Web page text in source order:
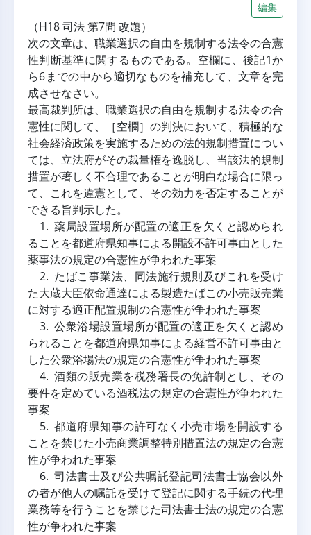
編集
（H18 司法 第7問 改題）
次の文章は、職業選択の自由を規制する法令の合憲
性判断基準に関するものである。空欄に、後記1か
ら6までの中から適切なものを補充して、文章を完
成させなさい。
最高裁判所は、職業選択の自由を規制する法令の合
憲性に関して、［空欄］の判決において、積極的な
社会経済政策を実施するための法的規制措置につい
ては、立法府がその裁量権を逸脱し、当該法的規制
措置が著しく不合理であることが明白な場合に限っ
て、これを違憲として、その効力を否定することが
できる旨判示した。
1. 薬局設置場所が配置の適正を欠くと認められ
ることを都道府県知事による開設不許可事由とした
薬事法の規定の合憲性が争われた事案
2. たばこ事業法、同法施行規則及びこれを受け
た大蔵大臣依命通達による製造たばこの小売販売業
に対する適正配置規制の合憲性が争われた事案
3. 公衆浴場設置場所が配置の適正を欠くと認め
られることを都道府県知事による経営不許可事由と
した公衆浴場法の規定の合憲性が争われた事案
4. 酒類の販売業を税務署長の免許制とし、その
要件を定めている酒税法の規定の合憲性が争われた
事案
5. 都道府県知事の許可なく小売市場を開設する
ことを禁じた小売商業調整特別措置法の規定の合憲
性が争われた事案
6. 司法書士及び公共嘱託登記司法書士協会以外
の者が他人の嘱託を受けて登記に関する手続の代理
業務等を行うことを禁じた司法書士法の規定の合憲
性が争われた事案